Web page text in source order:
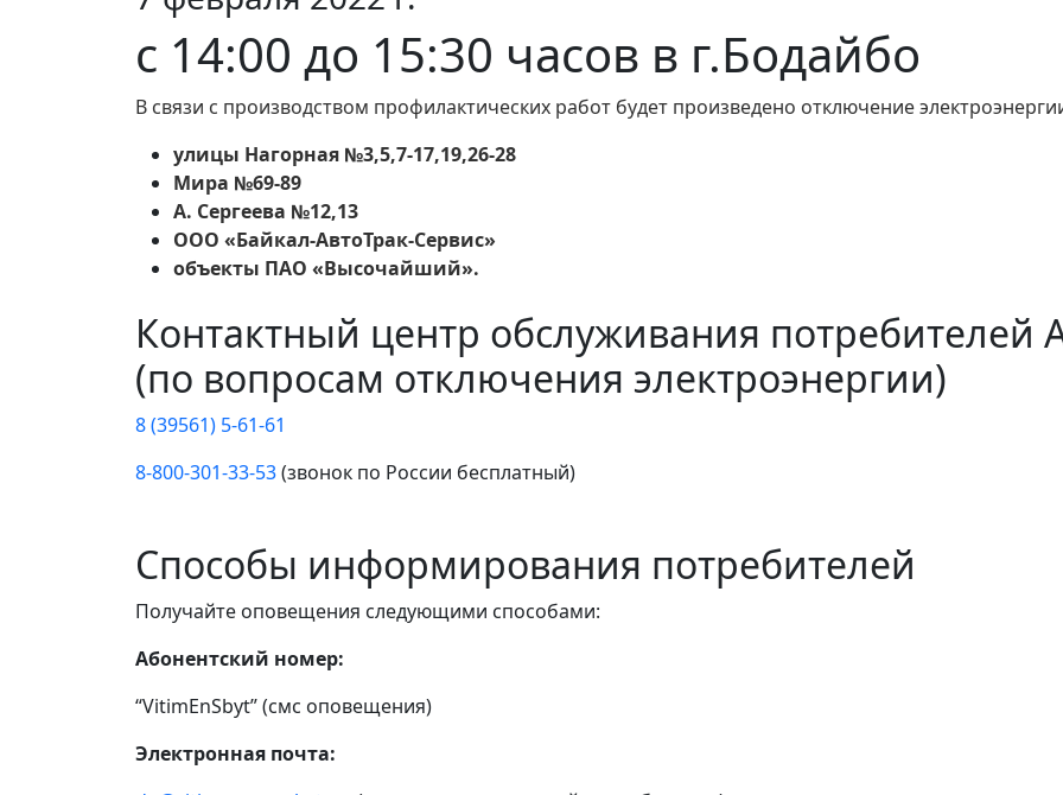
c 14:00 до 15:30 часов в г.Бодайбо
В связи с производством профилактических работ будет произведено отключение
улицы Нагорная №3,5,7-17,19,26-28
Мира №69-89
А. Сергеева №12,13
ООО «Байкал-АвтоТрак-Сервис»
объекты ПАО «Высочайший».
Контактный центр обслуживания потребителей
(по вопросам отключения электроэнергии)
8 (39561) 5-61-61
8-800-301-33-53(звонок по России бесплатный)
Способы информирования потребителей
Получайте оповещения следующими способами:
Абонентский номер:
“VitimEnSbyt” (смс оповещения)
Электронная почта: